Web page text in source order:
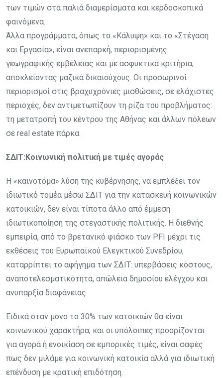
των τιμών στα παλιά διαμερίσματα και κερδοσκοπικά
φαινόμενα.
Άλλα προγράμματα, όπως το «Κάλυψη» και το «Στέγαση
και Εργασία», είναι ανεπαρκή, περιορισμένης
γεωγραφικής εμβέλειας και με ασφυκτικά κριτήρια,
αποκλείοντας μαζικά δικαιούχους. Οι προσωρινοί
περιορισμοί στις βραχυχρόνιες μισθώσεις, σε ελάχιστες
περιοχές, δεν αντιμετωπίζουν τη ρίζα του προβλήματος:
τη μετατροπή του κέντρου της Αθήνας και άλλων πόλεων
σε real estate πάρκα.
ΣΔΙΤ:Κοινωνική πολιτική με τιμές αγοράς
Η «καινοτόμα» λύση της κυβέρνησης, να εμπλέξει τον
ιδιωτικό τομέα μέσω ΣΔΙΤ για την κατασκευή κοινωνικών
κατοικιών, δεν είναι τίποτα άλλο από έμμεση
ιδιωτικοποίηση της στεγαστικής πολιτικής. Η διεθνής
εμπειρία, από το βρετανικό φιάσκο των PFI μέχρι τις
εκθέσεις του Ευρωπαϊκού Ελεγκτικού Συνεδρίου,
καταρρίπτει το αφήγημα των ΣΔΙΤ: υπερβάσεις κόστους,
αναποτελεσματικότητα, απώλεια δημοσίου ελέγχου και
ανυπαρξία διαφάνειας.
Ειδικά όταν μόνο το 30% των κατοικιών θα είναι
κοινωνικού χαρακτήρα, και οι υπόλοιπες προορίζονται
για αγορά ή ενοικίαση σε εμπορικές τιμές, είναι σαφές
πως δεν μιλάμε για κοινωνική κατοικία αλλά για ιδιωτική
επένδυση με κρατική επιδότηση.